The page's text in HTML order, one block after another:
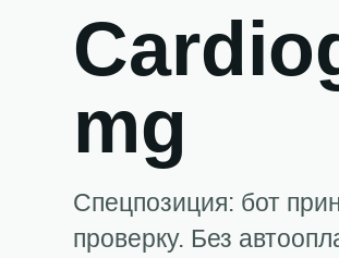
mg
Спецпозиция: бот
проверку. Без